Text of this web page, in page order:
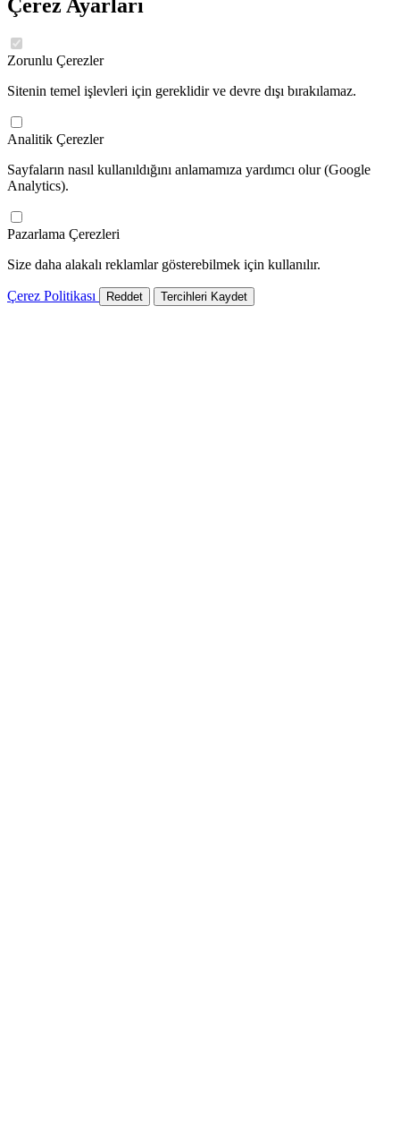
Çerez Ayarları
Zorunlu Çerezler
Sitenin temel işlevleri için gereklidir ve devre dışı bırakılamaz.
Analitik Çerezler
Sayfaların nasıl kullanıldığını anlamamıza yardımcı olur (Google
Analytics).
Pazarlama Çerezleri
Size daha alakalı reklamlar gösterebilmek için kullanılır.
Çerez Politikası Reddet Tercihleri Kaydet